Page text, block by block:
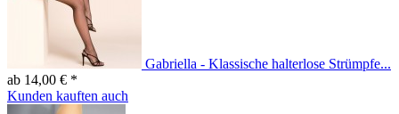
Gabriella - Klassische halterlose Strümpfe...
ab 14,00 € *
Kunden kauften auch